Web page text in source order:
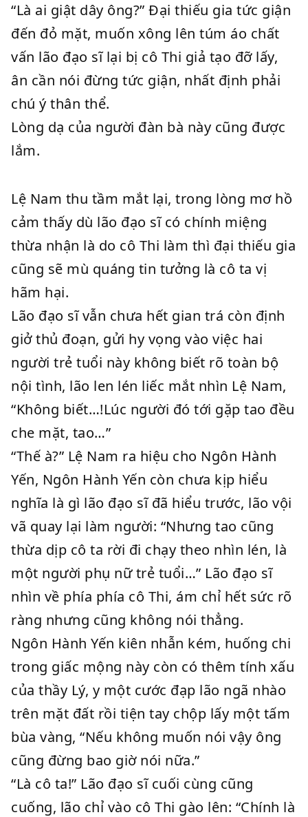
“Là ai giật dây ông?” Đại thiếu gia tức giận
đến đỏ mặt, muốn xông lên túm áo chất
vấn lão đạo sĩ lại bị cô Thi giả tạo đỡ lấy,
ân cần nói đừng tức giận, nhất định phải
chú ý thân thể.
Lòng dạ của người đàn bà này cũng được
lắm.
Lệ Nam thu tầm mắt lại, trong lòng mơ hồ
cảm thấy dù lão đạo sĩ có chính miệng
thừa nhận là do cô Thi làm thì đại thiếu gia
cũng sẽ mù quáng tin tưởng là cô ta vị
hãm hại.
Lão đạo sĩ vẫn chưa hết gian trá còn định
giở thủ đoạn, gửi hy vọng vào việc hai
người trẻ tuổi này không biết rõ toàn bộ
nội tình, lão len lén liếc mắt nhìn Lệ Nam,
“Không biết…!Lúc người đó tới gặp tao đều
che mặt, tao…”
“Thế à?” Lệ Nam ra hiệu cho Ngôn Hành
Yến, Ngôn Hành Yến còn chưa kịp hiểu
nghĩa là gì lão đạo sĩ đã hiểu trước, lão vội
vã quay lại làm người: “Nhưng tao cũng
thừa dịp cô ta rời đi chạy theo nhìn lén, là
một người phụ nữ trẻ tuổi…” Lão đạo sĩ
nhìn về phía phía cô Thi, ám chỉ hết sức rõ
ràng nhưng cũng không nói thẳng.
Ngôn Hành Yến kiên nhẫn kém, huống chi
trong giấc mộng này còn có thêm tính xấu
của thầy Lý, y một cước đạp lão ngã nhào
trên mặt đất rồi tiện tay chộp lấy một tấm
bùa vàng, “Nếu không muốn nói vậy ông
cũng đừng bao giờ nói nữa.”
“Là cô ta!” Lão đạo sĩ cuối cùng cũng
cuống, lão chỉ vào cô Thi gào lên: “Chính là